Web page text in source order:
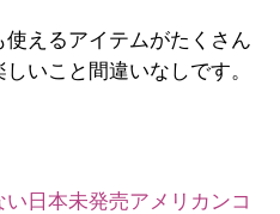
えるアイテムがたくさん
いこと間違いなしです。
日本未発売アメリカンコ